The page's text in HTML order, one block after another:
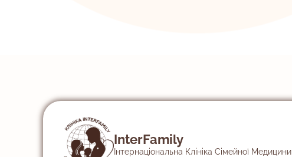
InterFamily
Інтернаціональна Клініка Сімейної Медицини